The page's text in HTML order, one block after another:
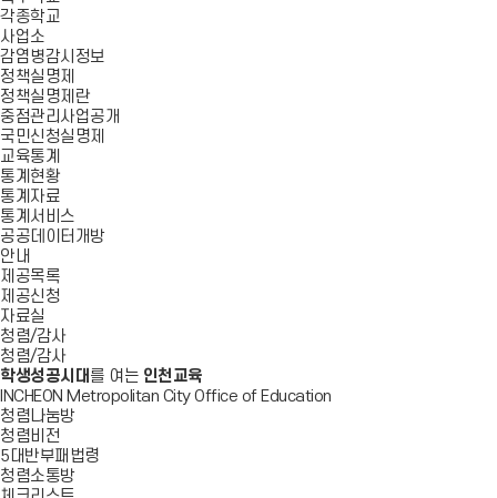
각종학교
사업소
감염병감시정보
정책실명제
정책실명제란
중점관리사업공개
국민신청실명제
교육통계
통계현황
통계자료
통계서비스
공공데이터개방
안내
제공목록
제공신청
자료실
청렴/감사
청렴/감사
학생성공시대 를 여는 인천교육
INCHEON Metropolitan City Office of Education
청렴나눔방
청렴비전
5대반부패법령
청렴소통방